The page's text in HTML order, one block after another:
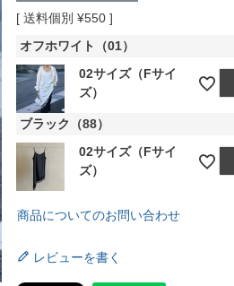
送料個別 ¥550
オフホワイト（01）
02サイズ（Fサイ
ズ）
ブラック（88）
02サイズ（Fサイ
ズ）
商品についてのお問い合わせ
レビューを書く